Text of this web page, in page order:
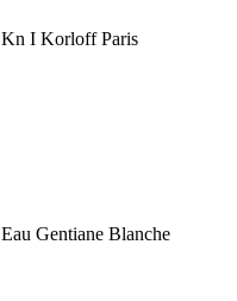
Kn I Korloff Paris
Eau Gentiane Blanche